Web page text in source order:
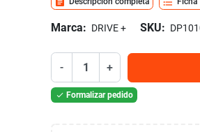
Marca: DRIVE + SKU:
- +
 Formalizar pedido